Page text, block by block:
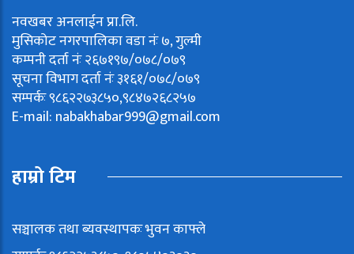
नवखबर अनलाईन प्रा.लि.
मुसिकोट नगरपालिका वडा नंः ७, गुल्मी
कम्पनी दर्ता नंः २६७१९७/०७८/०७९
सूचना विभाग दर्ता नंः ३१६१/०७८/०७९
सम्पर्कः ९८६२२७३८५०,९८४७२६८२५७
E-mail: nabakhabar999@gmail.com
हाम्रो टिम
सञ्चालक तथा ब्यवस्थापकः भुवन काफ्ले